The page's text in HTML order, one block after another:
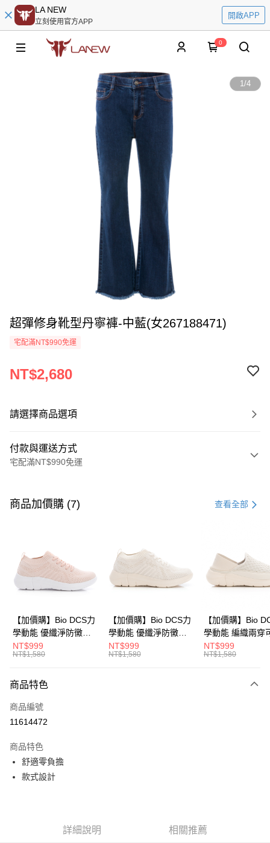
LA NEW
立刻使用官方APP
開啟APP
0
1/4
超彈修身靴型丹寧褲-中藍(女267188471)
宅配滿NT$990免運
NT$2,680
請選擇商品選項
付款與運送方式
宅配滿NT$990免運
信用卡一次付款
悠遊付
Google Pay
全盈+PAY
ATM付款
宅配
每筆NT$80，滿NT$990(含以上)免運費
付款後門市自取
每筆NT$80，滿NT$699(含以上)免運費
商品加價購 (7) 查看全部
【加價購】Bio DCS力
學動能 優纖淨防黴抑
菌 休閒鞋(女
231624551)
NT$999
NT$1,580
【加價購】Bio DCS力
學動能 優纖淨防黴抑
菌 休閒鞋(女
231624541)
NT$999
NT$1,580
【加價購】Bio
學動能 編織兩穿
式後跟 輕便鞋 運
(女231624441)
NT$999
NT$1,580
商品特色
商品編號
11614472
商品特色
舒適零負擔
款式設計
詳細說明 相關推薦